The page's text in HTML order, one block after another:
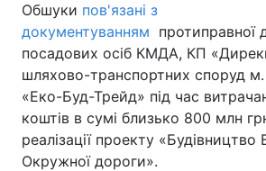
Обшуки пов'язані з
документуванням протиправної
посадових осіб КМДА, КП
шляхово-транспортних споруд
«Еко-Буд-Трейд» під час
коштів в сумі близько 800 млн
реалізації проекту «Будівництво
Окружної дороги».